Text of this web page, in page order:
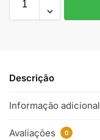
Descrição
Informação adicional
Avaliações 0